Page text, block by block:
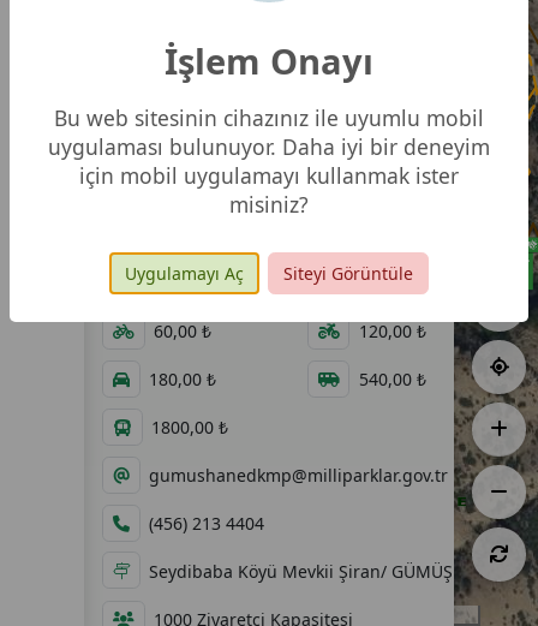
08:00 - 20:00 60,00 ₺
60,00 ₺ 120,00 ₺
180,00 ₺ 540,00 ₺
1800,00 ₺
gumushanedkmp@milliparklar.gov.tr
(456) 213 4404
Seydibaba Köyü Mevkii Şiran/ GÜMÜŞHANE
1000 Ziyaretçi Kapasitesi
İşlem Onayı
Bu web sitesinin cihazınız ile uyumlu mobil
uygulaması bulunuyor. Daha iyi bir deneyim
için mobil uygulamayı kullanmak ister
misiniz?
Uygulamayı Aç Siteyi Görüntüle